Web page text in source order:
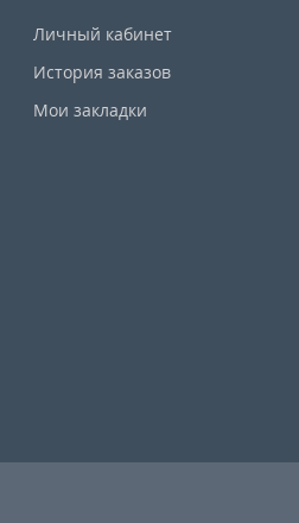
Личный кабинет
История заказов
Мои закладки